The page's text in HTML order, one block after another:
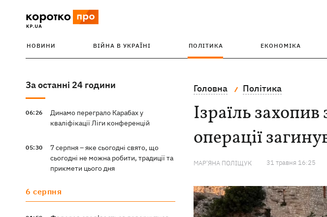
НОВИНИ ВІЙНА В УКРАЇНІ ПОЛІТИКА ЕКОНОМІКА
За останні 24 години
06:26
Динамо переграло Карабах у
кваліфікації Ліги конференцій
05:30
7 серпня – яке сьогодні свято, що
сьогодні не можна робити, традиції та
прикмети цього дня
6 серпня
Головна Політика
Ізраїль
операції
МАР'ЯНА ПОЛІЩУК 31 травня 16:25